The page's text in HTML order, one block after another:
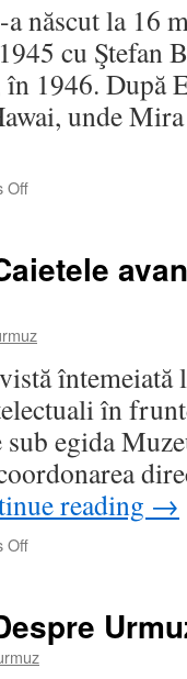
literară
a
României”
născut la 16
cu Ştefan
1946. După
unde
Offon
Mira
Urmuz
în
sub egida
reading →
Offon
Caietele
avangardei,